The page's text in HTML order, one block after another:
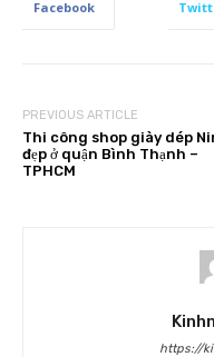
Facebook
PREVIOUS ARTICLE
Thi công shop giày dép
đẹp ở quận Bình Thạnh –
TPHCM
https://